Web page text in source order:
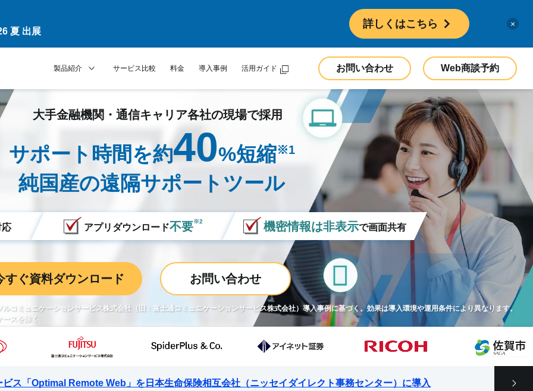
夏 出展
詳しくはこちら ×
製品紹介 サービス比較 料金 導入事例 活用ガイド お問い合わせ Web商談予約
大手金融機関・通信キャリア各社の現場で採用
サポート時間を約40%短縮※1
純国産の遠隔サポートツール
応 アプリダウンロード不要※2 機密情報は非表示で画面共有
すぐ資料ダウンロード お問い合わせ
コミュニケーションサービス株式会社（旧：富士通コミュニケーションサービス株式会社）導入事例に基づく。効果は導入環境や運用条件により異なります。
スを除く
ス「Optimal Remote Web」を日本生命保険相互会社（ニッセイダイレクト事務センター）に導入